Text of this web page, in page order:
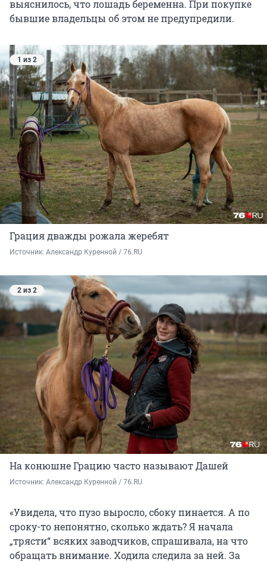
выяснилось, что лошадь беременна. При покупке
бывшие владельцы об этом не предупредили.
1 из 2
Грация дважды рожала жеребят
Источник: Александр Куренной / 76.RU
2 из 2
На конюшне Грацию часто называют Дашей
Источник: Александр Куренной / 76.RU
«Увидела, что пузо выросло, сбоку пинается. А по
сроку-то непонятно, сколько ждать? Я начала
„трясти“ всяких заводчиков, спрашивала, на что
обращать внимание. Ходила следила за ней. За